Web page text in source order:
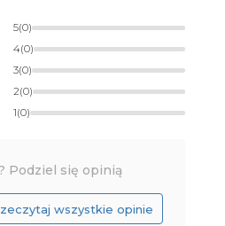
5(0)
4(0)
3(0)
2(0)
1(0)
Podziel się opinią
wszystkie opinie